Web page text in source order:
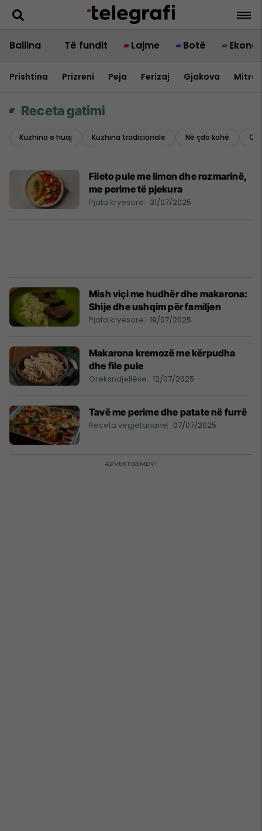
Ballina Të fundit Lajme Botë
Prishtina Prizreni Peja Ferizaj Gjakova
Receta gatimi
Kuzhina e huaj Kuzhina tradicionale Në çdo kohë
Fileto pule me limon dhe rozmarinë,
me perime të pjekura
Pjata kryesore 31/07/2025
Mish viçi me hudhër dhe makarona:
Shije dhe ushqim për familjen
Pjata kryesore 19/07/2025
Makarona kremozë me kërpudha
dhe file pule
Oreksndjellëse 12/07/2025
Tavë me perime dhe patate në furrë
Receta vegjetariane 07/07/2025